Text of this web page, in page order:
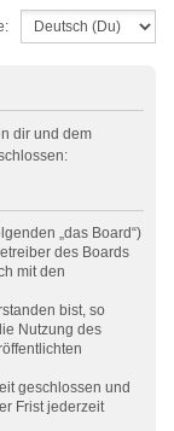
dir und dem
„das Board“)
des Boards
mit den
bist, so
Nutzung des
geschlossen und
Frist jederzeit